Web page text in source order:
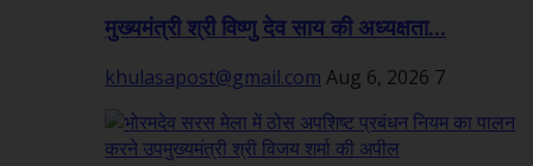
मुख्यमंत्री श्री विष्णु देव साय की अध्यक्षता...
khulasapost@gmail.com Aug 6, 2026 7